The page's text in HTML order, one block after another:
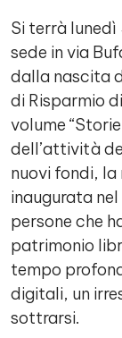
Si terrà lunedì
sede in via
dalla nascita
di Risparmio
volume
dell’attività
nuovi fondi, la
inaugurata
persone che
patrimonio
tempo
digitali, un
sottrarsi.